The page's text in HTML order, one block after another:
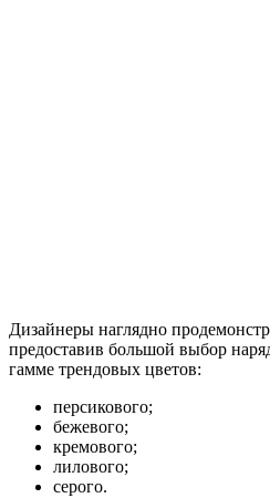
Дизайнеры наглядно
предоставив большой выбор
гамме трендовых цветов:
персикового;
бежевого;
кремового;
лилового;
серого.